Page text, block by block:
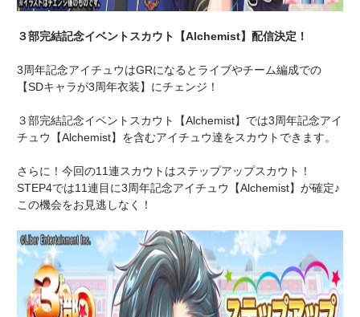
３部完結記念イベントスカウト【Alchemist】配信決定！
3周年記念アイチュウはGRになるとライブやチーム編成での
【SDキャラが3周年衣装】にチェンジ！
３部完結記念イベントスカウト【Alchemist】では3周年記念アイ
チュウ【Alchemist】を含むアイチュウ達をスカウトできます。
さらに！今回の11連スカウトはステップアップスカウト！
STEP4では11連目に3周年記念アイチュウ【Alchemist】が確定♪
この機会をお見逃しなく！